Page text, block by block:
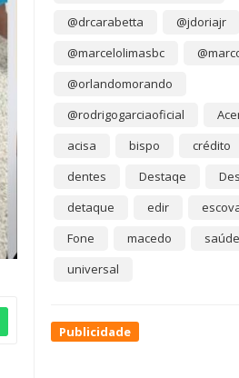
@drcarabetta
@jdoriajr
@marcelolimasbc
@orlandomorando
@rodrigogarciaoficial
acisa
bispo crédito
dentes
Destaqe
detaque
edir
Fone
macedo
universal
Publicidade